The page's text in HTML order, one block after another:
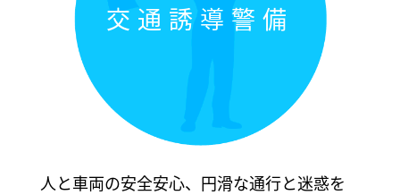
交通誘導警備
人と車両の安全安心、円滑な通行と迷惑を